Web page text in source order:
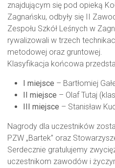
znajdującym się pod opieką
Zagnańsku, odbyły się II
Zespołu Szkół Leśnych w
rywalizowali w trzech
metodowej oraz gruntowej.
Klasyfikacja końcowa
I miejsce – Bartłomiej
II miejsce – Olaf Tutaj
III miejsce – Stanisław
Nagrody dla uczestników
PZW „Bartek” oraz
Serdecznie gratulujemy
uczestnikom zawodów i